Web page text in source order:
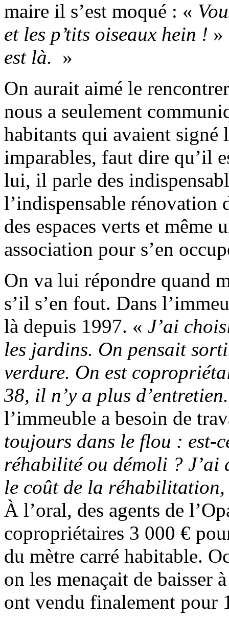
maire il s’est moqué : «
et les p’tits oiseaux hein ! »
est là. »
On aurait aimé le
nous a seulement
habitants qui avaient signé
imparables, faut dire qu’il
lui, il parle des
l’indispensable rénovation
des espaces verts et même
association pour s’en
On va lui répondre quand
s’il s’en fout. Dans
là depuis 1997. « J’ai
les jardins. On pensait
verdure. On est
38, il n’y a plus
l’immeuble a besoin de
toujours dans le flou : est-
réhabilité ou démoli ? J’ai
le coût de la réhabilitation,
À l’oral, des agents de
copropriétaires 3 000 €
du mètre carré habitable.
on les menaçait de baisser
ont vendu finalement pour